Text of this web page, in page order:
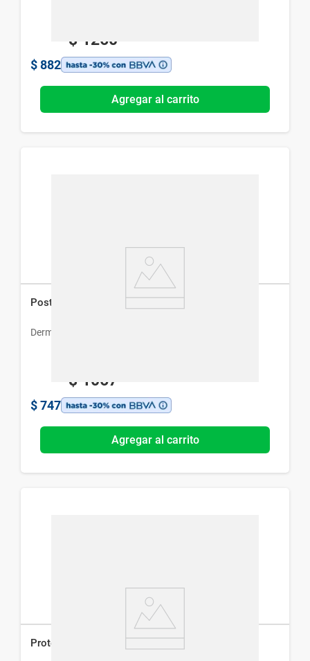
$ 1260
$ 882
Agregar al carrito
Post Solar Dermaglós Gel x 150 g
Dermaglós
$ 1067
$ 747
Agregar al carrito
Protector Solar Labial Dermaglós Fps 50 x 3.4 g